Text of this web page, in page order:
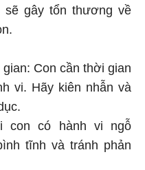
sẽ gây tổn thương về
Con cần thời gian
vi. Hãy kiên nhẫn và
con có hành vi ngỗ
tĩnh và tránh phản